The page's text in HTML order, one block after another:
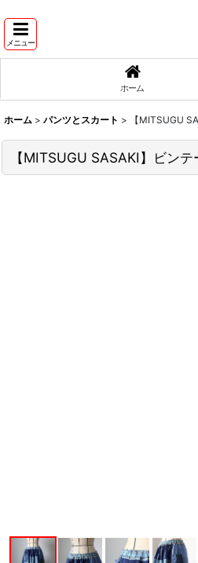
メニュー
ホーム
ホーム > パンツとスカート > 【MITSUGU
【MITSUGU SASAKI】ビン